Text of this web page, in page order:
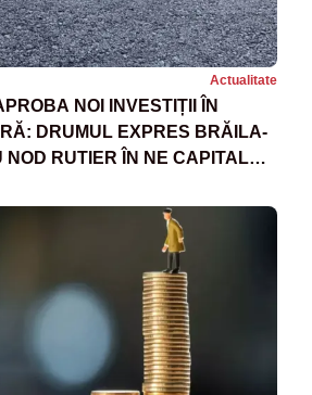
Actualitate
NOI INVESTIȚII ÎN
DRUMUL EXPRES BRĂILA-
NOD RUTIER ÎN NE CAPITALEI